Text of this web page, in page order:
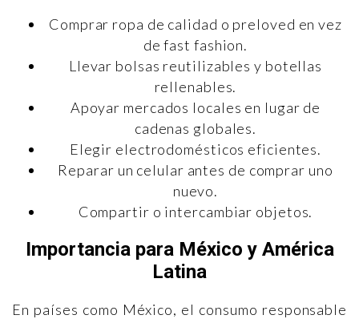
Comprar ropa de calidad o preloved en vez
de fast fashion.
Llevar bolsas reutilizables y botellas
rellenables.
Apoyar mercados locales en lugar de
cadenas globales.
Elegir electrodomésticos eficientes.
Reparar un celular antes de comprar uno
nuevo.
Compartir o intercambiar objetos.
Importancia para México y América
Latina
En países como México, el consumo responsable